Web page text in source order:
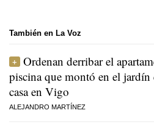
También en La Voz
Ordenan derribar el
piscina que montó en el jardín
casa en Vigo
ALEJANDRO MARTÍNEZ